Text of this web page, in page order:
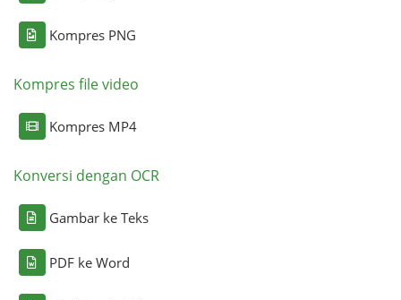
Kompres PNG
Kompres file video
Kompres MP4
Konversi dengan OCR
Gambar ke Teks
PDF ke Word